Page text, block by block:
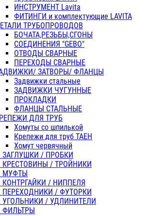
ИНСТРУМЕНТ Lavita
ФИТИНГИ и комплектующие LAVITA
ТРУБОПРОВОДОВ
БОЧАТА,РЕЗЬБЫ,СГОНЫ
СОЕДИНЕНИЯ "GEBO"
ОТВОДЫ СВАРНЫЕ
ПЕРЕХОДЫ СВАРНЫЕ
ЗАТВОРЫ/ ФЛАНЦЫ
Задвижки стальные
ЗАДВИЖКИ ЧУГУННЫЕ
ПРОКЛАДКИ
ФЛАНЦЫ СТАЛЬНЫЕ
ДЛЯ ТРУБ
Хомуты со шпилькой
Крепежи для труб ТАЕН
Хомут червячный
ЗАГЛУШКИ / ПРОБКИ
КРЕСТОВИНЫ / ТРОЙНИКИ
МУФТЫ
КОНТРГАЙКИ / НИППЕЛЯ
ПЕРЕХОДНИКИ / ФУТОРКИ
УГОЛЬНИКИ / УДЛИНИТЕЛИ
ФИЛЬТРЫ